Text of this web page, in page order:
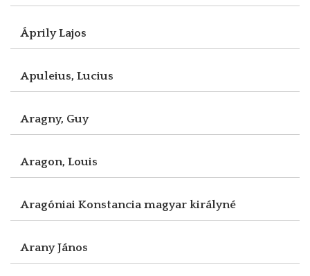
Áprily Lajos
Apuleius, Lucius
Aragny, Guy
Aragon, Louis
Aragóniai Konstancia magyar királyné
Arany János